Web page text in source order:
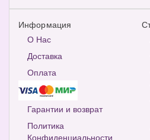
Информация
О Нас
Доставка
Оплата
Гарантии и возврат
Политика
Конфиденциальности